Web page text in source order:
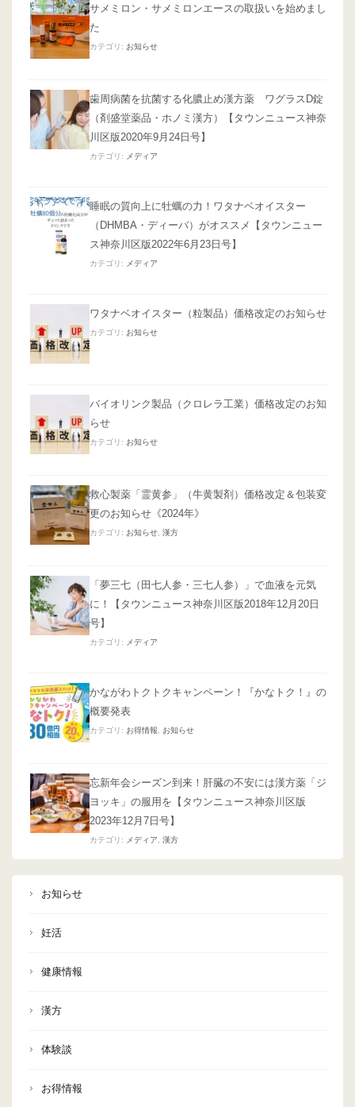
サメミロン・サメミロンエースの取扱いを始めまし
た
カテゴリ: お知らせ
歯周病菌を抗菌する化膿止め漢方薬 ワグラスD錠
（剤盛堂薬品・ホノミ漢方）【タウンニュース神奈
川区版2020年9月24日号】
カテゴリ: メディア
睡眠の質向上に牡蠣の力！ワタナベオイスター
（DHMBA・ディーバ）がオススメ【タウンニュー
ス神奈川区版2022年6月23日号】
カテゴリ: メディア
ワタナベオイスター（粒製品）価格改定のお知らせ
カテゴリ: お知らせ
バイオリンク製品（クロレラ工業）価格改定のお知
らせ
カテゴリ: お知らせ
救心製薬「霊黄参」（牛黄製剤）価格改定＆包装変
更のお知らせ《2024年》
カテゴリ: お知らせ 漢方
「夢三七（田七人参・三七人参）」で血液を元気
に！【タウンニュース神奈川区版2018年12月20日
号】
カテゴリ: メディア
かながわトクトクキャンペーン！『かなトク！』の
概要発表
カテゴリ: お得情報 お知らせ
忘新年会シーズン到来！肝臓の不安には漢方薬「ジ
ヨッキ」の服用を【タウンニュース神奈川区版
2023年12月7日号】
カテゴリ: メディア 漢方
お知らせ
妊活
健康情報
漢方
体験談
お得情報